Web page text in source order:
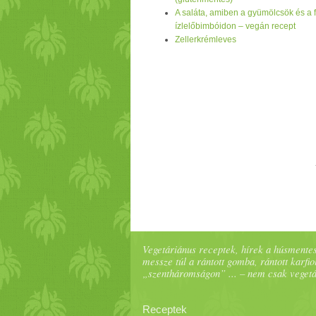
bioboltokban. Ára sem vészes, 300-
egyszerűen appeared first onVegaNinja.
A saláta, amiben a gyümölcsök és a
ízlelőbimbóidon – vegán recept
Zellerkrémleves
Vegetáriánus receptek, hírek a
messze túl a rántott gomba, rántott
„szentháromságon” ... – nem csak
Receptek